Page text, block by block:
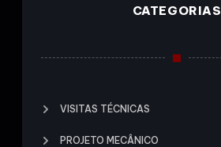
CATEGORIAS
VISITAS TÉCNICAS
PROJETO MECÂNICO